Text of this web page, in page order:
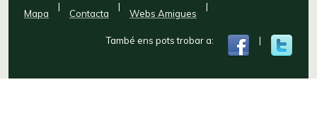
Mapa
|
Contacta
|
Webs Amigues
|
També ens pots trobar a: |